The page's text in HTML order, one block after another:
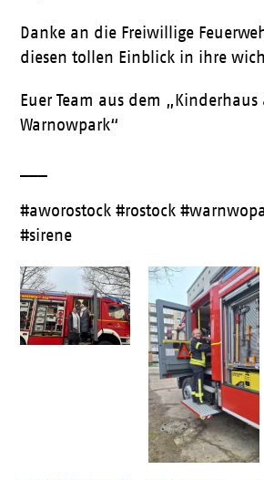
Danke an die Freiwillige
diesen tollen Einblick in ihre
Euer Team aus dem „Kinderhaus
Warnowpark“
#aworostock #rostock
#sirene